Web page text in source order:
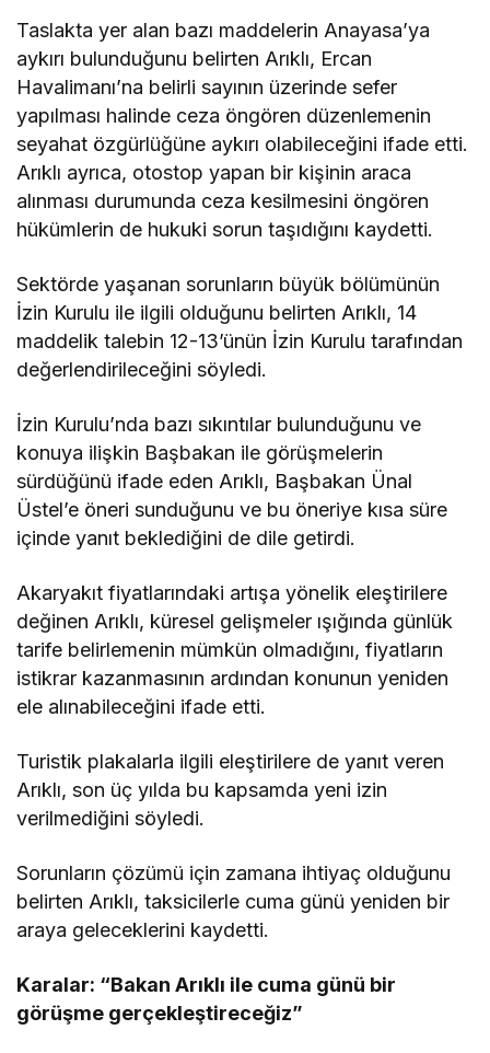
Taslakta yer alan bazı maddelerin Anayasa’ya
aykırı bulunduğunu belirten Arıklı, Ercan
Havalimanı’na belirli sayının üzerinde sefer
yapılması halinde ceza öngören düzenlemenin
seyahat özgürlüğüne aykırı olabileceğini ifade etti.
Arıklı ayrıca, otostop yapan bir kişinin araca
alınması durumunda ceza kesilmesini öngören
hükümlerin de hukuki sorun taşıdığını kaydetti.
Sektörde yaşanan sorunların büyük bölümünün
İzin Kurulu ile ilgili olduğunu belirten Arıklı, 14
maddelik talebin 12-13’ünün İzin Kurulu tarafından
değerlendirileceğini söyledi.
İzin Kurulu’nda bazı sıkıntılar bulunduğunu ve
konuya ilişkin Başbakan ile görüşmelerin
sürdüğünü ifade eden Arıklı, Başbakan Ünal
Üstel’e öneri sunduğunu ve bu öneriye kısa süre
içinde yanıt beklediğini de dile getirdi.
Akaryakıt fiyatlarındaki artışa yönelik eleştirilere
değinen Arıklı, küresel gelişmeler ışığında günlük
tarife belirlemenin mümkün olmadığını, fiyatların
istikrar kazanmasının ardından konunun yeniden
ele alınabileceğini ifade etti.
Turistik plakalarla ilgili eleştirilere de yanıt veren
Arıklı, son üç yılda bu kapsamda yeni izin
verilmediğini söyledi.
Sorunların çözümü için zamana ihtiyaç olduğunu
belirten Arıklı, taksicilerle cuma günü yeniden bir
araya geleceklerini kaydetti.
Karalar: “Bakan Arıklı ile cuma günü bir
görüşme gerçekleştireceğiz”